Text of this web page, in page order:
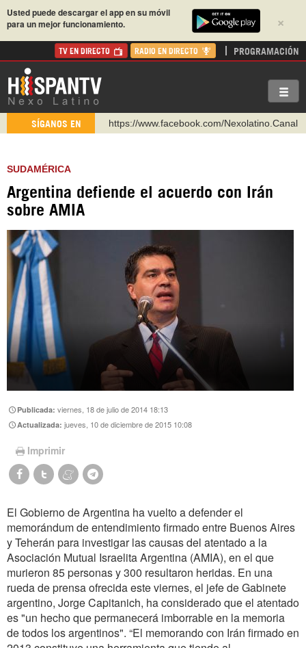
×
Usted puede descargar el app en su móvil
para un mejor funcionamiento.
TV EN DIRECTO RADIO EN DIRECTO PROGRAMACIÓN
SÍGANOS EN
https://www.facebook.com/Nexolatino.Canal
https://t.me/hispantvcanal
Instagram como: hispan_tv
SUDAMÉRICA
Argentina defiende el acuerdo con Irán
sobre AMIA
Publicada:viernes, 18 de julio de 2014 18:13
Actualizada:jueves, 10 de diciembre de 2015 10:08
Imprimir
El Gobierno de Argentina ha vuelto a defender el
memorándum de entendimiento firmado entre Buenos Aires
y Teherán para investigar las causas del atentado a la
Asociación Mutual Israelita Argentina (AMIA), en el que
murieron 85 personas y 300 resultaron heridas. En una
rueda de prensa ofrecida este viernes, el jefe de Gabinete
argentino, Jorge Capitanich, ha considerado que el atentado
es "un hecho que permanecerá imborrable en la memoria
de todos los argentinos". “El memorando con Irán firmado en